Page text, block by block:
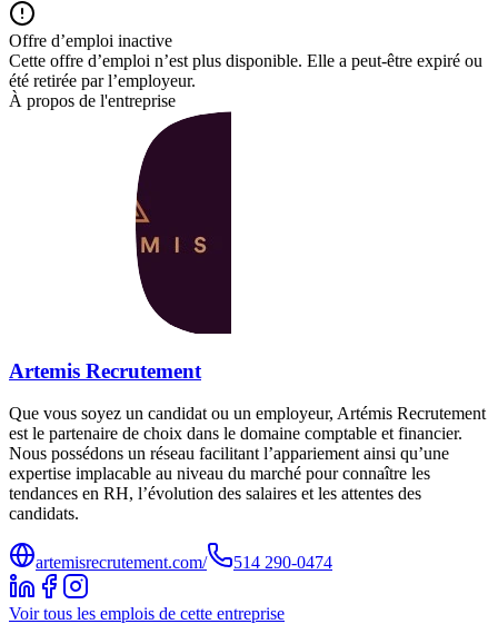
Offre d’emploi inactive
Cette offre d’emploi n’est plus disponible. Elle a peut-être expiré ou
été retirée par l’employeur.
À propos de l'entreprise
Artemis Recrutement
Que vous soyez un candidat ou un employeur, Artémis Recrutement
est le partenaire de choix dans le domaine comptable et financier.
Nous possédons un réseau facilitant l’appariement ainsi qu’une
expertise implacable au niveau du marché pour connaître les
tendances en RH, l’évolution des salaires et les attentes des
candidats.
artemisrecrutement.com/ 514 290-0474
Voir tous les emplois de cette entreprise